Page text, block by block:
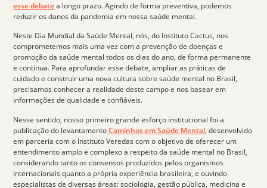
esse debate a longo prazo. Agindo de forma preventiva, podemos
reduzir os danos da pandemia em nossa saúde mental.
Neste Dia Mundial da Saúde Mental, nós, do Instituto Cactus, nos
comprometemos mais uma vez com a prevenção de doenças e
promoção da saúde mental todos os dias do ano, de forma permanente
e contínua. Para aprofundar esse debate, ampliar as práticas de
cuidado e construir uma nova cultura sobre saúde mental no Brasil,
precisamos conhecer a realidade deste campo e nos basear em
informações de qualidade e confiáveis.
Nesse sentido, nosso primeiro grande esforço institucional foi a
publicação do levantamento Caminhos em Saúde Mental desenvolvido
em parceria com o Instituto Veredas com o objetivo de oferecer um
entendimento amplo e complexo a respeito da saúde mental no Brasil,
considerando tanto osconsensos produzidos pelos organismos
internacionais quanto a própriaexperiência brasileira , e ouvindo
especialistas de diversas áreas: sociologia, gestão pública, medicina e